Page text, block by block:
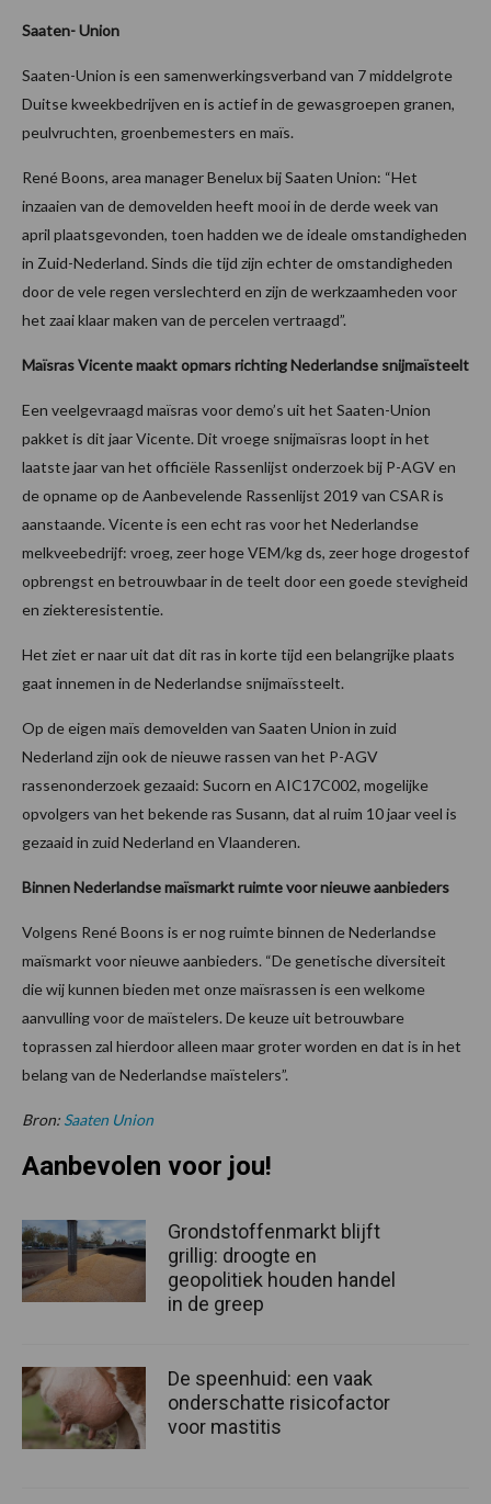
Saaten- Union
Saaten-Union is een samenwerkingsverband van 7 middelgrote
Duitse kweekbedrijven en is actief in de gewasgroepen granen,
peulvruchten, groenbemesters en maïs.
René Boons, area manager Benelux bij Saaten Union: “Het
inzaaien van de demovelden heeft mooi in de derde week van
april plaatsgevonden, toen hadden we de ideale omstandigheden
in Zuid-Nederland. Sinds die tijd zijn echter de omstandigheden
door de vele regen verslechterd en zijn de werkzaamheden voor
het zaai klaar maken van de percelen vertraagd”.
Maïsras Vicente maakt opmars richting Nederlandse snijmaïsteelt
Een veelgevraagd maïsras voor demo’s uit het Saaten-Union
pakket is dit jaar Vicente. Dit vroege snijmaïsras loopt in het
laatste jaar van het officiële Rassenlijst onderzoek bij P-AGV en
de opname op de Aanbevelende Rassenlijst 2019 van CSAR is
aanstaande. Vicente is een echt ras voor het Nederlandse
melkveebedrijf: vroeg, zeer hoge VEM/kg ds, zeer hoge drogestof
opbrengst en betrouwbaar in de teelt door een goede stevigheid
en ziekteresistentie.
Het ziet er naar uit dat dit ras in korte tijd een belangrijke plaats
gaat innemen in de Nederlandse snijmaïssteelt.
Op de eigen maïs demovelden van Saaten Union in zuid
Nederland zijn ook de nieuwe rassen van het P-AGV
rassenonderzoek gezaaid: Sucorn en AIC17C002, mogelijke
opvolgers van het bekende ras Susann, dat al ruim 10 jaar veel is
gezaaid in zuid Nederland en Vlaanderen.
Binnen Nederlandse maïsmarkt ruimte voor nieuwe aanbieders
Volgens René Boons is er nog ruimte binnen de Nederlandse
maïsmarkt voor nieuwe aanbieders. “De genetische diversiteit
die wij kunnen bieden met onze maïsrassen is een welkome
aanvulling voor de maïstelers. De keuze uit betrouwbare
toprassen zal hierdoor alleen maar groter worden en dat is in het
belang van de Nederlandse maïstelers”.
Bron: Saaten Union
Aanbevolen voor jou!
Grondstoffenmarkt blijft
grillig: droogte en
geopolitiek houden handel
in de greep
De speenhuid: een vaak
onderschatte risicofactor
voor mastitis